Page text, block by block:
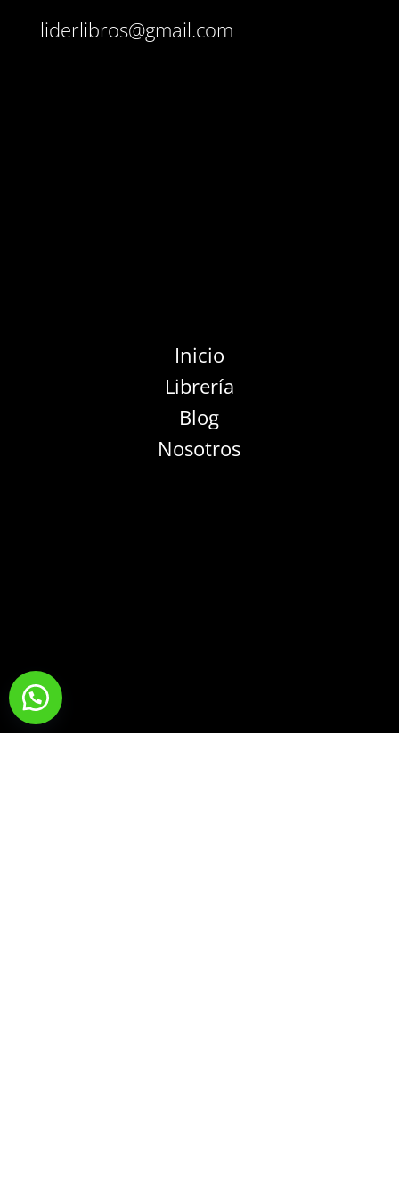
liderlibros@gmail.com
Inicio
Librería
Blog
Nosotros